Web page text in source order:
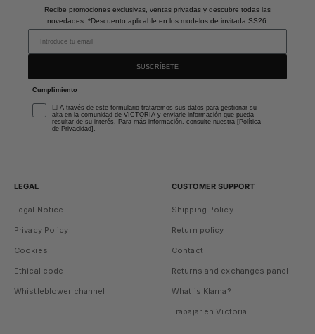
Recibe promociones exclusivas, ventas privadas y descubre todas las
novedades. *Descuento aplicable en los modelos de invitada SS26.
SUSCRÍBETE
Cumplimiento
☐ A través de este formulario trataremos sus datos para gestionar su
alta en la comunidad de VICTORIA y enviarle información que pueda
resultar de su interés. Para más información, consulte nuestra [Política
de Privacidad].
LEGAL
Legal Notice
Privacy Policy
Cookies
Ethical code
Whistleblower channel
CUSTOMER SUPPORT
Shipping Policy
Return policy
Contact
Returns and exchanges panel
What is Klarna?
Trabajar en Victoria